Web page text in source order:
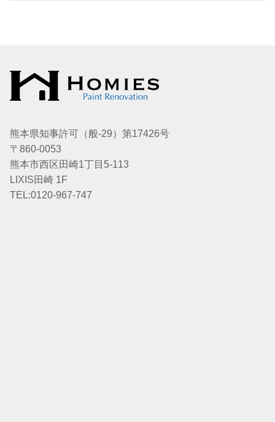
熊本県知事許可（般-29）第17426号
〒860-0053
熊本市西区田崎1丁目5-113
LIXIS田崎 1F
TEL:0120-967-747